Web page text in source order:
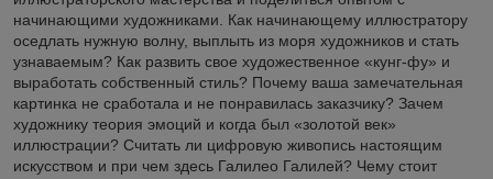
начинающими художниками. Как начинающему иллюстратору
оседлать нужную волну, выплыть из моря художников и стать
узнаваемым? Как развить свое художественное «кунг-фу» и
выработать собственный стиль? Почему ваша замечательная
картинка не сработала и не понравилась заказчику? Зачем
художнику теория эмоций и когда был «золотой век»
иллюстрации? Считать ли цифровую живопись настоящим
искусством и при чем здесь Галилео Галилей? Чему стоит